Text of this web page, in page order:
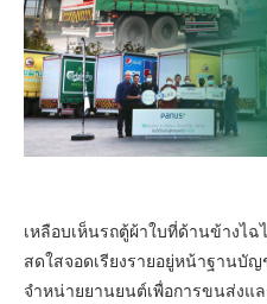
เหลือบเห็นรถตู้ผ้าใบที่ด้านข้างไ
สดใสจอดเรียงรายอยู่หน้าฐานบัญ
จำหน่ายยานยนต์เพื่อการขนส่งแ